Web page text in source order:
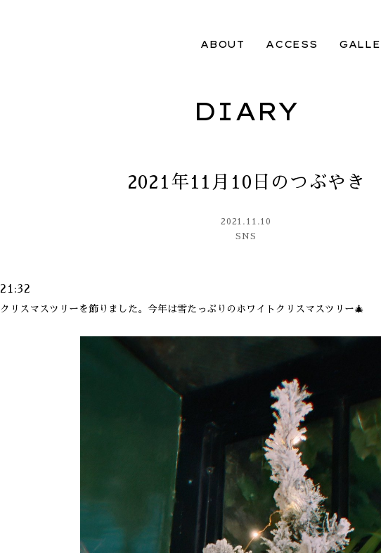
ABOUT ACCESS
DIARY
2021年11月10日のつぶやき
2021.11.10
SNS
21:32
クリスマスツリーを飾りました。今年は雪たっぷりのホワイトクリスマスツリー🎄